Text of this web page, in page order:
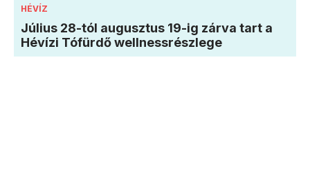
HÉVÍZ
Július 28-tól augusztus 19-ig zárva tart a
Hévízi Tófürdő wellnessrészlege